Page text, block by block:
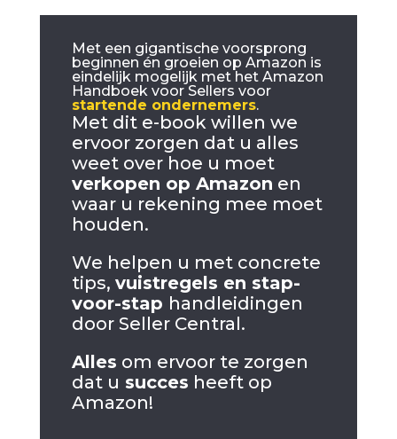
Met een gigantische voorsprong
beginnen én groeien op Amazon is
eindelijk mogelijk met het Amazon
Handboek voor Sellers voor
startende ondernemers.
Met dit e-book willen we
ervoor zorgen dat u alles
weet over hoe u moet
verkopen op Amazon en
waar u rekening mee moet
houden.
We helpen u met concrete
tips, vuistregels en stap-
voor-stap handleidingen
door Seller Central.
Alles om ervoor te zorgen
dat u succes heeft op
Amazon!